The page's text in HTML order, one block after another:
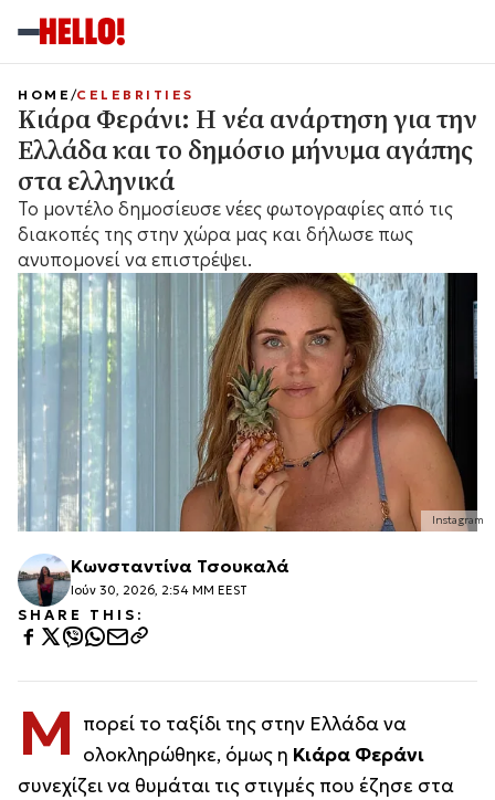
Instagram
HOME CELEBRITIES
Κιάρα Φεράνι: Η νέα ανάρτηση για την
Ελλάδα και το δημόσιο μήνυμα αγάπης
στα ελληνικά
Το μοντέλο δημοσίευσε νέες φωτογραφίες από τις
διακοπές της στην χώρα μας και δήλωσε πως
ανυπομονεί να επιστρέψει.
Κωνσταντίνα Τσουκαλά
Ιούν 30, 2026, 2:54 ΜΜ EEST
SHARE THIS:
Μ πορεί το ταξίδι της στην Ελλάδα να
ολοκληρώθηκε, όμως η Κιάρα Φεράνι
συνεχίζει να θυμάται τις στιγμές που έζησε στα